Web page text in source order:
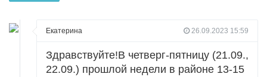
Екатерина 26.09.2023 15:59
Здравствуйте!В четверг-пятницу (21.09.,
22.09.) прошлой недели в районе 13-15